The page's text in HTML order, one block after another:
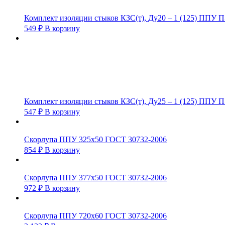
Комплект изоляции стыков КЗС(т), Ду20 – 1 (125) ППУ
549 ₽ В корзину
Комплект изоляции стыков КЗС(т), Ду25 – 1 (125) ППУ
547 ₽ В корзину
Скорлупа ППУ 325х50 ГОСТ 30732-2006
854 ₽ В корзину
Скорлупа ППУ 377х50 ГОСТ 30732-2006
972 ₽ В корзину
Скорлупа ППУ 720х60 ГОСТ 30732-2006